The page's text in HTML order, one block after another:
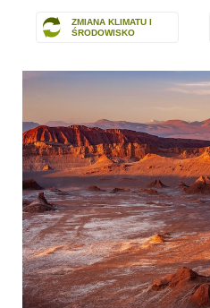
ZMIANA KLIMATU I
ŚRODOWISKO